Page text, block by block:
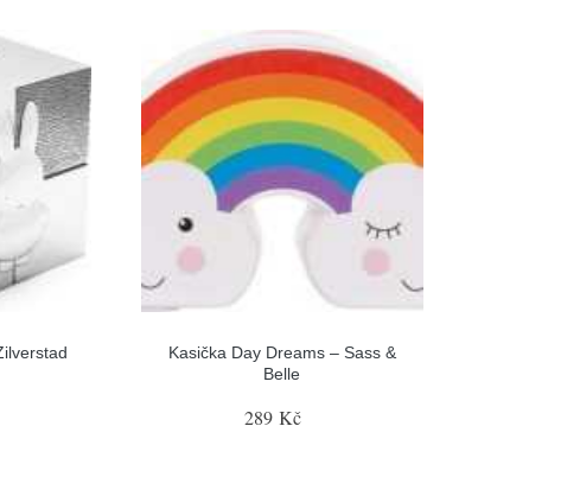
Kasička Day Dreams – Sass &
Belle
289 Kč